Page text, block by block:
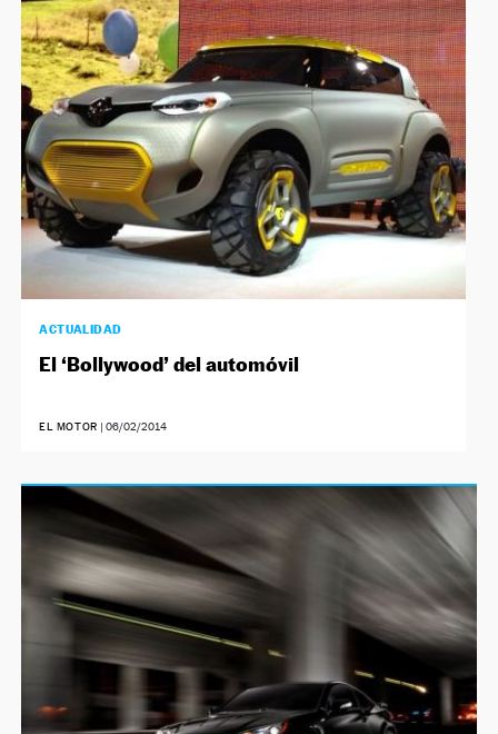
ACTUALIDAD
El ‘Bollywood’ del automóvil
EL MOTOR | 06/02/2014